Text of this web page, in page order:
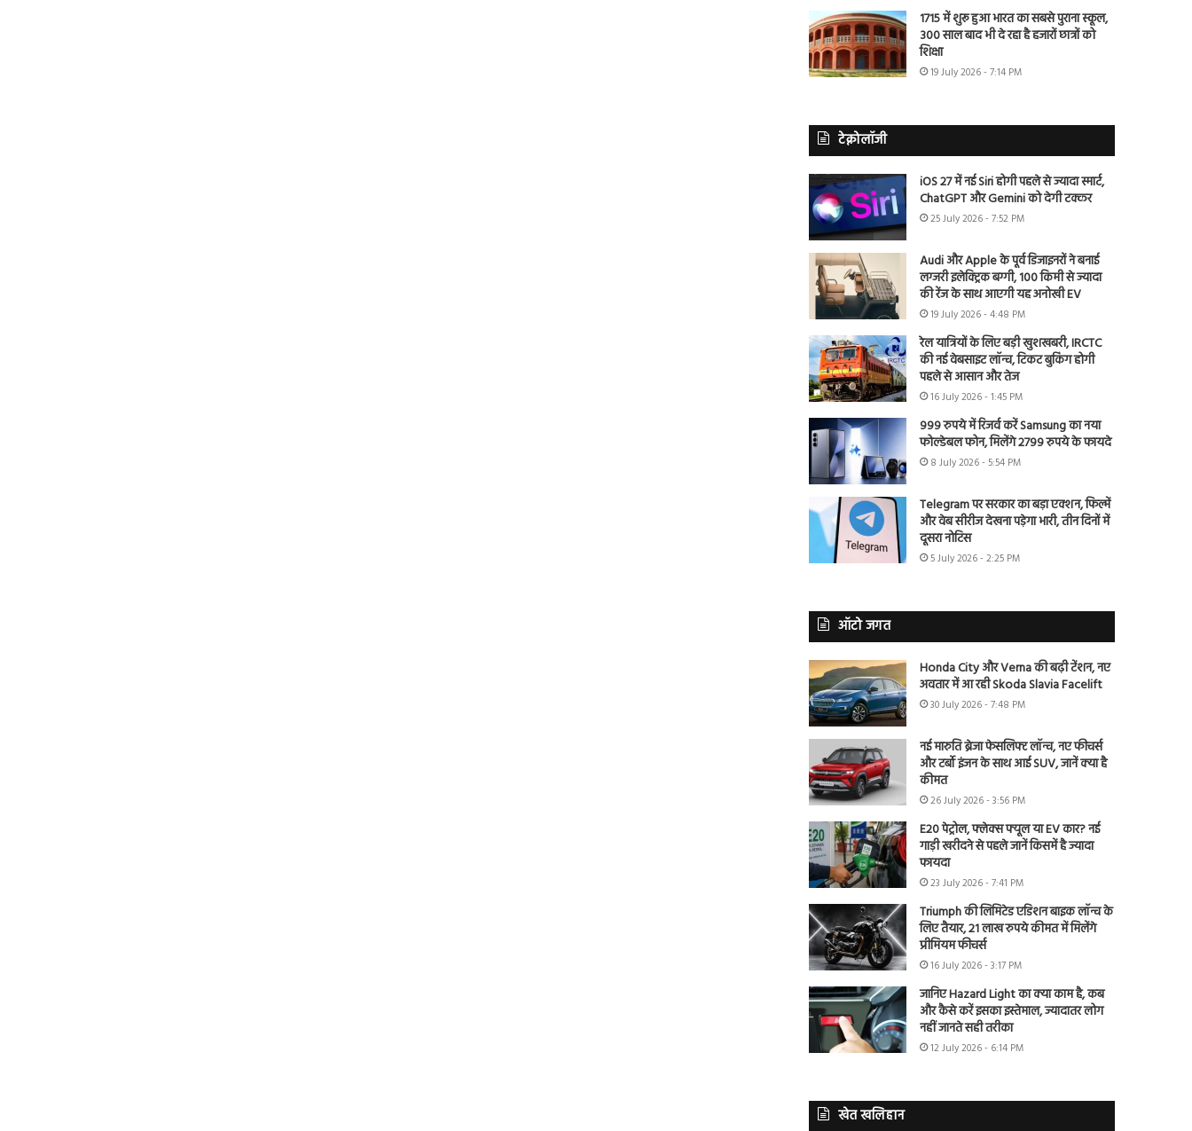
1715 में शुरू हुआ भारत का सबसे पुराना स्कूल,
300 साल बाद भी दे रहा है हजारों छात्रों को
शिक्षा
19 July 2026 - 7:14 PM
टेक्नोलॉजी
iOS 27 में नई Siri होगी पहले से ज्यादा स्मार्ट,
ChatGPT और Gemini को देगी टक्कर
25 July 2026 - 7:52 PM
Audi और Apple के पूर्व डिजाइनरों ने बनाई
लग्जरी इलेक्ट्रिक बग्गी, 100 किमी से ज्यादा
की रेंज के साथ आएगी यह अनोखी EV
19 July 2026 - 4:48 PM
रेल यात्रियों के लिए बड़ी खुशखबरी, IRCTC
की नई वेबसाइट लॉन्च, टिकट बुकिंग होगी
पहले से आसान और तेज
16 July 2026 - 1:45 PM
999 रुपये में रिजर्व करें Samsung का नया
फोल्डेबल फोन, मिलेंगे 2799 रुपये के फायदे
8 July 2026 - 5:54 PM
Telegram पर सरकार का बड़ा एक्शन, फिल्में
और वेब सीरीज देखना पड़ेगा भारी, तीन दिनों में
दूसरा नोटिस
5 July 2026 - 2:25 PM
ऑटो जगत
Honda City और Verna की बढ़ी टेंशन, नए
अवतार में आ रही Skoda Slavia Facelift
30 July 2026 - 7:48 PM
नई मारुति ब्रेजा फेसलिफ्ट लॉन्च, नए फीचर्स
और टर्बो इंजन के साथ आई SUV, जानें क्या है
कीमत
26 July 2026 - 3:56 PM
E20 पेट्रोल, फ्लेक्स फ्यूल या EV कार? नई
गाड़ी खरीदने से पहले जानें किसमें है ज्यादा
फायदा
23 July 2026 - 7:41 PM
Triumph की लिमिटेड एडिशन बाइक लॉन्च के
लिए तैयार, 21 लाख रुपये कीमत में मिलेंगे
प्रीमियम फीचर्स
16 July 2026 - 3:17 PM
जानिए Hazard Light का क्या काम है, कब
और कैसे करें इसका इस्तेमाल, ज्यादातर लोग
नहीं जानते सही तरीका
12 July 2026 - 6:14 PM
खेत खलिहान